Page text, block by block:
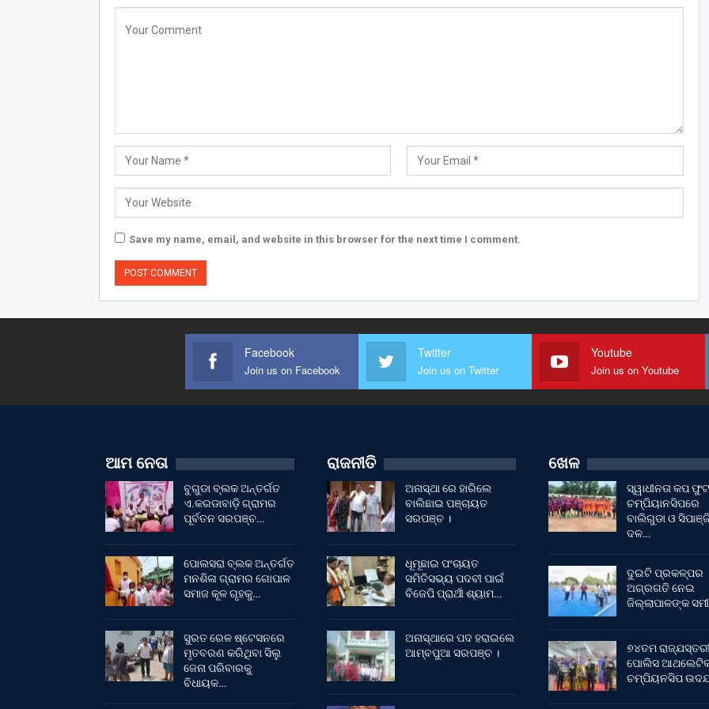
Save my name, email, and website in this browser for the next time I comment.
Facebook
Join us on Facebook
Twitter
Join us on Twitter
Youtube
Join us on Youtube
ଆମ ନେତା
ବୁଗୁଡା ବ୍ଲକ ଅନ୍ତର୍ଗତ
ଏ.କରଡାବାଡ଼ି ଗ୍ରାମର
ପୂର୍ବତନ ସରପଞ୍ଚ…
ପୋଲସରା ବ୍ଲକ ଅନ୍ତର୍ଗତ
ମନଶିଳା ଗ୍ରାମର ଗୋପାଳ
ସମାଜ କୂଳ ଗୃହକୁ…
ସୁରତ ରେଳ ଷ୍ଟେସନରେ
ମୃତବରଣ କରିଥିବା ସିଲୁ
ଜେନା ପରିବାରକୁ
ବିଧାୟକ…
ରାଜନୀତି
ଅନାସ୍ଥା ରେ ହାରିଲେ
ବାଲିଛାଇ ପଞ୍ଚାୟତ
ସରପଞ୍ଚ ।
ଧୂମୂଛାଇ ପଂଚାୟତ
ସମିତିସଭ୍ୟ ପଦବୀ ପାଇଁ
ବିଜେପି ପ୍ରାର୍ଥୀ ଶ୍ୟାମ…
ଅନାସ୍ଥାରେ ପଦ ହରାଇଲେ
ଆମ୍ବପୁଆ ସରପଞ୍ଚ ।
ଖେଳ
ସ୍ୱାଧୀନତା କପ
ଚମ୍ପିୟାନସିପରେ
ବାଲିଗୁଡା ଓ
ଦଳ…
ଦୁଇଟି ପ୍ରକଳ୍ପର
ଅଗ୍ରଗତି ନେଇ
ଜିଲ୍ଲାପାଳଙ୍କ
୭୪ତମ
ପୋଲିସ
ଚମ୍ପିୟନସିପ